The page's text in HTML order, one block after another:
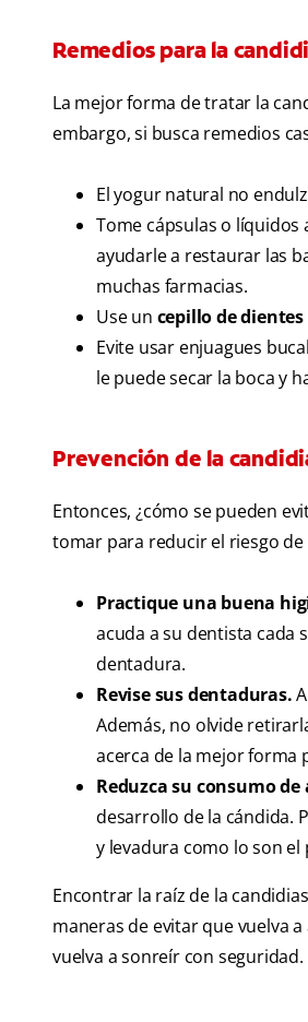
Remedios para la
La mejor forma de tratar la
embargo, si busca remedios
El yogur natural no
Tome cápsulas o
ayudarle a restaurar las
muchas farmacias.
Use un cepillo de dientes
Evite usar enjuagues
le puede secar la boca y
Prevención de la
Entonces, ¿cómo se pueden
tomar para reducir el riesgo
Practique una buena
acuda a su dentista cada
dentadura.
Revise sus dentaduras.
Además, no olvide
acerca de la mejor forma
Reduzca su consumo
desarrollo de la cándida.
y levadura como lo son el
Encontrar la raíz de la
maneras de evitar que vuelva
vuelva a sonreír con seguridad.